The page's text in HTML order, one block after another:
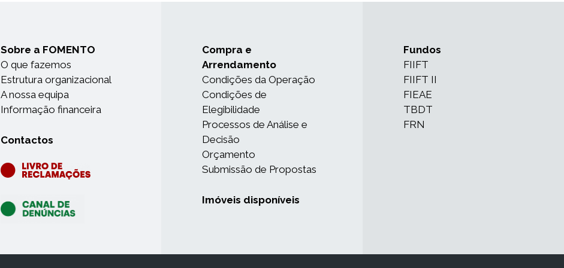
Sobre a FOMENTO
O que fazemos
Estrutura organizacional
A nossa equipa
Informação financeira
Contactos
Compra e
Arrendamento
Condições da Operação
Condições de
Elegibilidade
Processos de Análise e
Decisão
Orçamento
Submissão de Propostas
Imóveis disponíveis
Fundos
FIIFT
FIIFT II
FIEAE
TBDT
FRN